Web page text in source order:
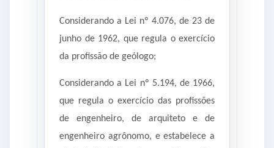
Considerando a Lei nº 4.076, de 23 de
junho de 1962, que regula o exercício
da profissão de geólogo;
Considerando a Lei nº 5.194, de 1966,
que regula o exercício das profissões
de engenheiro, de arquiteto e de
engenheiro agrônomo, e estabelece a